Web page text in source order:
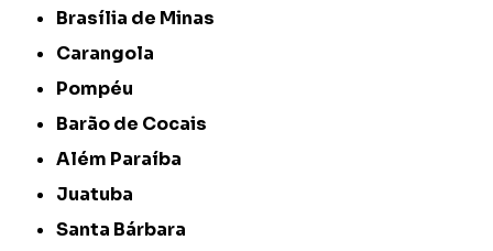
Brasília de Minas
Carangola
Pompéu
Barão de Cocais
Além Paraíba
Juatuba
Santa Bárbara